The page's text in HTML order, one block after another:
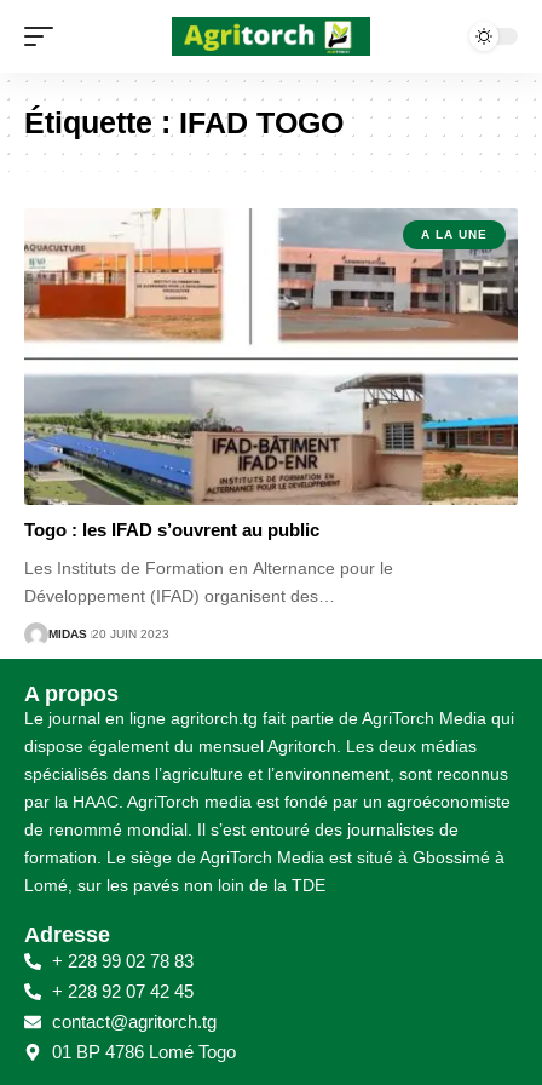
Étiquette : IFAD TOGO
A LA UNE
Togo : les IFAD s’ouvrent au public
Les Instituts de Formation en Alternance pour le
Développement (IFAD) organisent des
MIDAS 20 JUIN 2023
A propos
Le journal en ligne agritorch.tg fait partie de AgriTorch Media qui
dispose également du mensuel Agritorch. Les deux médias
spécialisés dans l’agriculture et l’environnement, sont reconnus
par la HAAC. AgriTorch media est fondé par un agroéconomiste
de renommé mondial. Il s’est entouré des journalistes de
formation. Le siège de AgriTorch Media est situé à Gbossimé à
Lomé, sur les pavés non loin de la TDE
Adresse
+ 228 99 02 78 83
+ 228 92 07 42 45
contact@agritorch.tg
01 BP 4786 Lomé Togo